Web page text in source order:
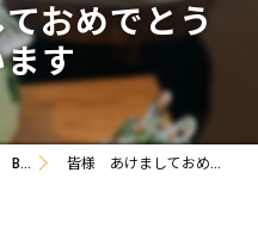
おめでとう
す
Blog 皆様 あけましておめでとうございます